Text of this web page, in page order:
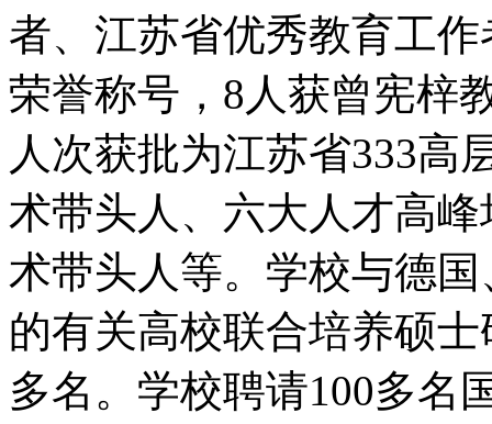
者、江苏省优秀教育工
荣誉称号，8人获曾宪梓
人次获批为江苏省333高
术带头人、六大人才高
术带头人等。学校与德
的有关高校联合培养硕
多名。学校聘请100多名